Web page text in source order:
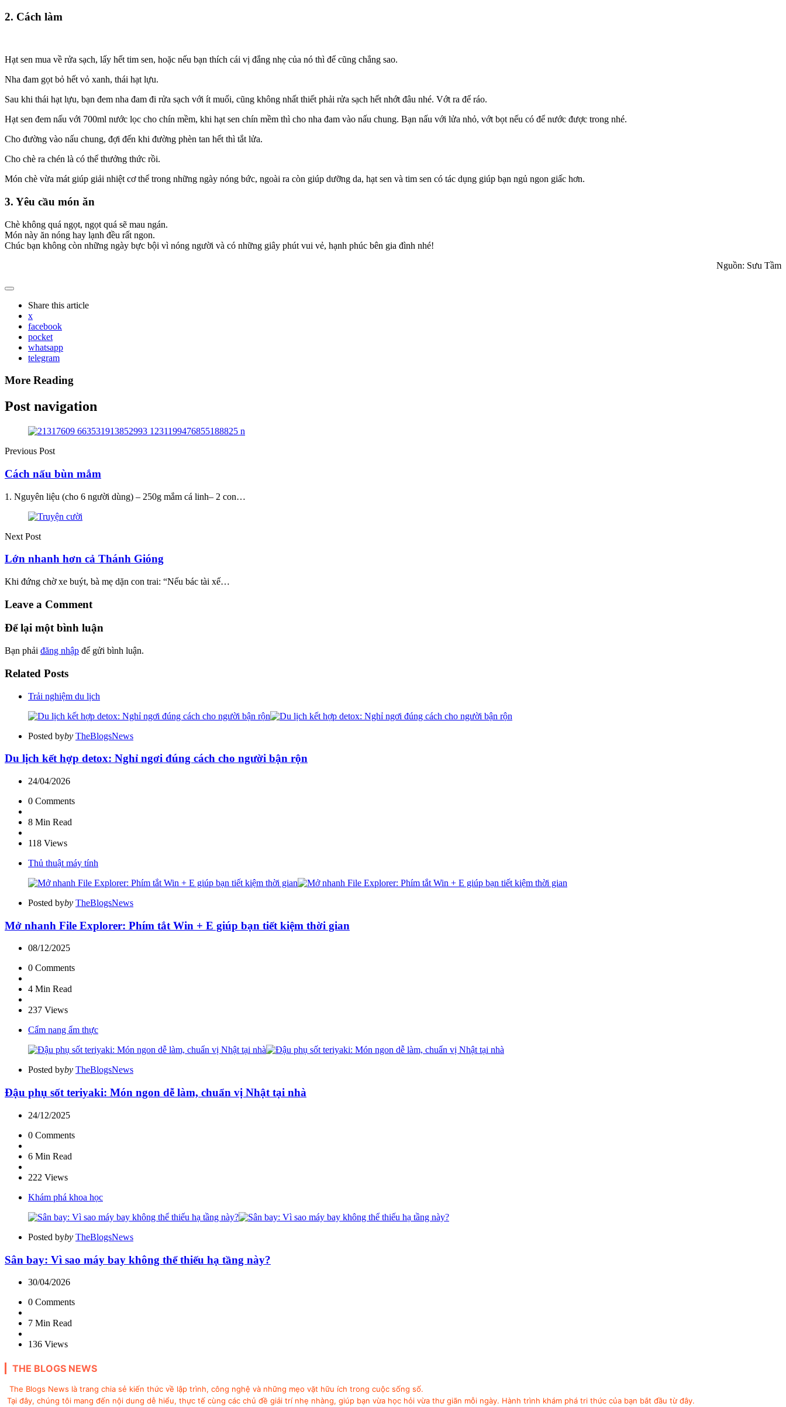
2. Cách làm
Hạt sen mua về rửa sạch, lấy hết tim sen, hoặc nếu bạn thích cái vị đắng nhẹ của nó thì để cũng chẳng sao.
Nha đam gọt bỏ hết vỏ xanh, thái hạt lựu.
Sau khi thái hạt lựu, bạn đem nha đam đi rửa sạch với ít muối, cũng không nhất thiết phải rửa sạch hết nhớt đâu nhé. Vớt ra để ráo.
Hạt sen đem nấu với 700ml nước lọc cho chín mềm, khi hạt sen chín mềm thì cho nha đam vào nấu chung. Bạn nấu với lửa nhỏ, vớt bọt nếu có để nước được trong nhé.
Cho đường vào nấu chung, đợi đến khi đường phèn tan hết thì tắt lửa.
Cho chè ra chén là có thể thưởng thức rồi.
Món chè vừa mát giúp giải nhiệt cơ thể trong những ngày nóng bức, ngoài ra còn giúp dưỡng da, hạt sen và tim sen có tác dụng giúp bạn ngủ ngon giấc hơn.
3. Yêu cầu món ăn
Chè không quá ngọt, ngọt quá sẽ mau ngán.
Món này ăn nóng hay lạnh đều rất ngon.
Chúc bạn không còn những ngày bực bội vì nóng người và có những giây phút vui vẻ, hạnh phúc bên gia đình nhé!
Nguồn: Sưu Tầm
Share this article
x
facebook
pocket
whatsapp
telegram
More Reading
Post navigation
Previous Post
Cách nấu bùn mắm
1. Nguyên liệu (cho 6 người dùng) – 250g mắm cá linh– 2 con…
Next Post
Lớn nhanh hơn cả Thánh Gióng
Khi đứng chờ xe buýt, bà mẹ dặn con trai: “Nếu bác tài xế…
Leave a Comment
Để lại một bình luận
Bạn phải đăng nhập để gửi bình luận.
Related Posts
Trải nghiệm du lịch
Posted byby TheBlogsNews
Du lịch kết hợp detox: Nghỉ ngơi đúng cách cho người bận rộn
24/04/2026
0 Comments
8 Min Read
118 Views
Thủ thuật máy tính
Posted byby TheBlogsNews
Mở nhanh File Explorer: Phím tắt Win + E giúp bạn tiết kiệm thời gian
08/12/2025
0 Comments
4 Min Read
237 Views
Cẩm nang ẩm thực
Posted byby TheBlogsNews
Đậu phụ sốt teriyaki: Món ngon dễ làm, chuẩn vị Nhật tại nhà
24/12/2025
0 Comments
6 Min Read
222 Views
Khám phá khoa học
Posted byby TheBlogsNews
Sân bay: Vì sao máy bay không thể thiếu hạ tầng này?
30/04/2026
0 Comments
7 Min Read
136 Views
THE BLOGS NEWS
The Blogs News là trang chia sẻ kiến thức về lập trình, công nghệ và những mẹo vặt hữu ích trong cuộc sống số.
Tại đây, chúng tôi mang đến nội dung dễ hiểu, thực tế cùng các chủ đề giải trí nhẹ nhàng, giúp bạn vừa học hỏi vừa thư giãn mỗi ngày. Hành trình khám phá tri thức của bạn bắt đầu từ đây.